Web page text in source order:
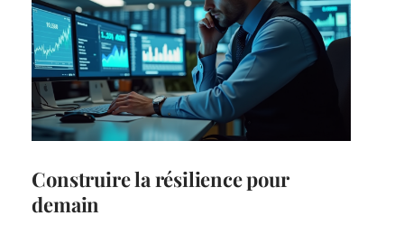
Construire la résilience pour
demain